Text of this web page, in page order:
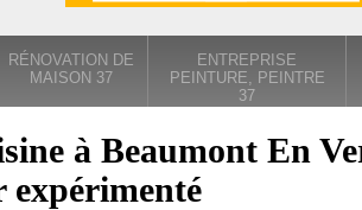
RÉNOVATION DE
MAISON 37
ENTREPRISE
PEINTURE, PEINTRE
37
à Beaumont En
expérimenté